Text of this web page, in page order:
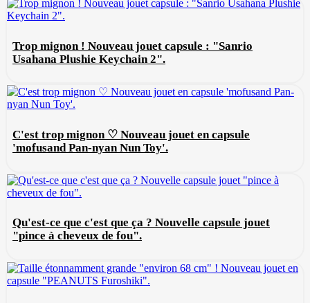
Trop mignon ! Nouveau jouet capsule : "Sanrio
Usahana Plushie Keychain 2".
C'est trop mignon ♡ Nouveau jouet en capsule
'mofusand Pan-nyan Nun Toy'.
Qu'est-ce que c'est que ça ? Nouvelle capsule jouet
"pince à cheveux de fou".